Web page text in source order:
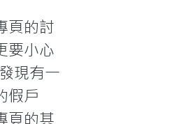
頁的討
要小心
現有一
假戶
頁的其